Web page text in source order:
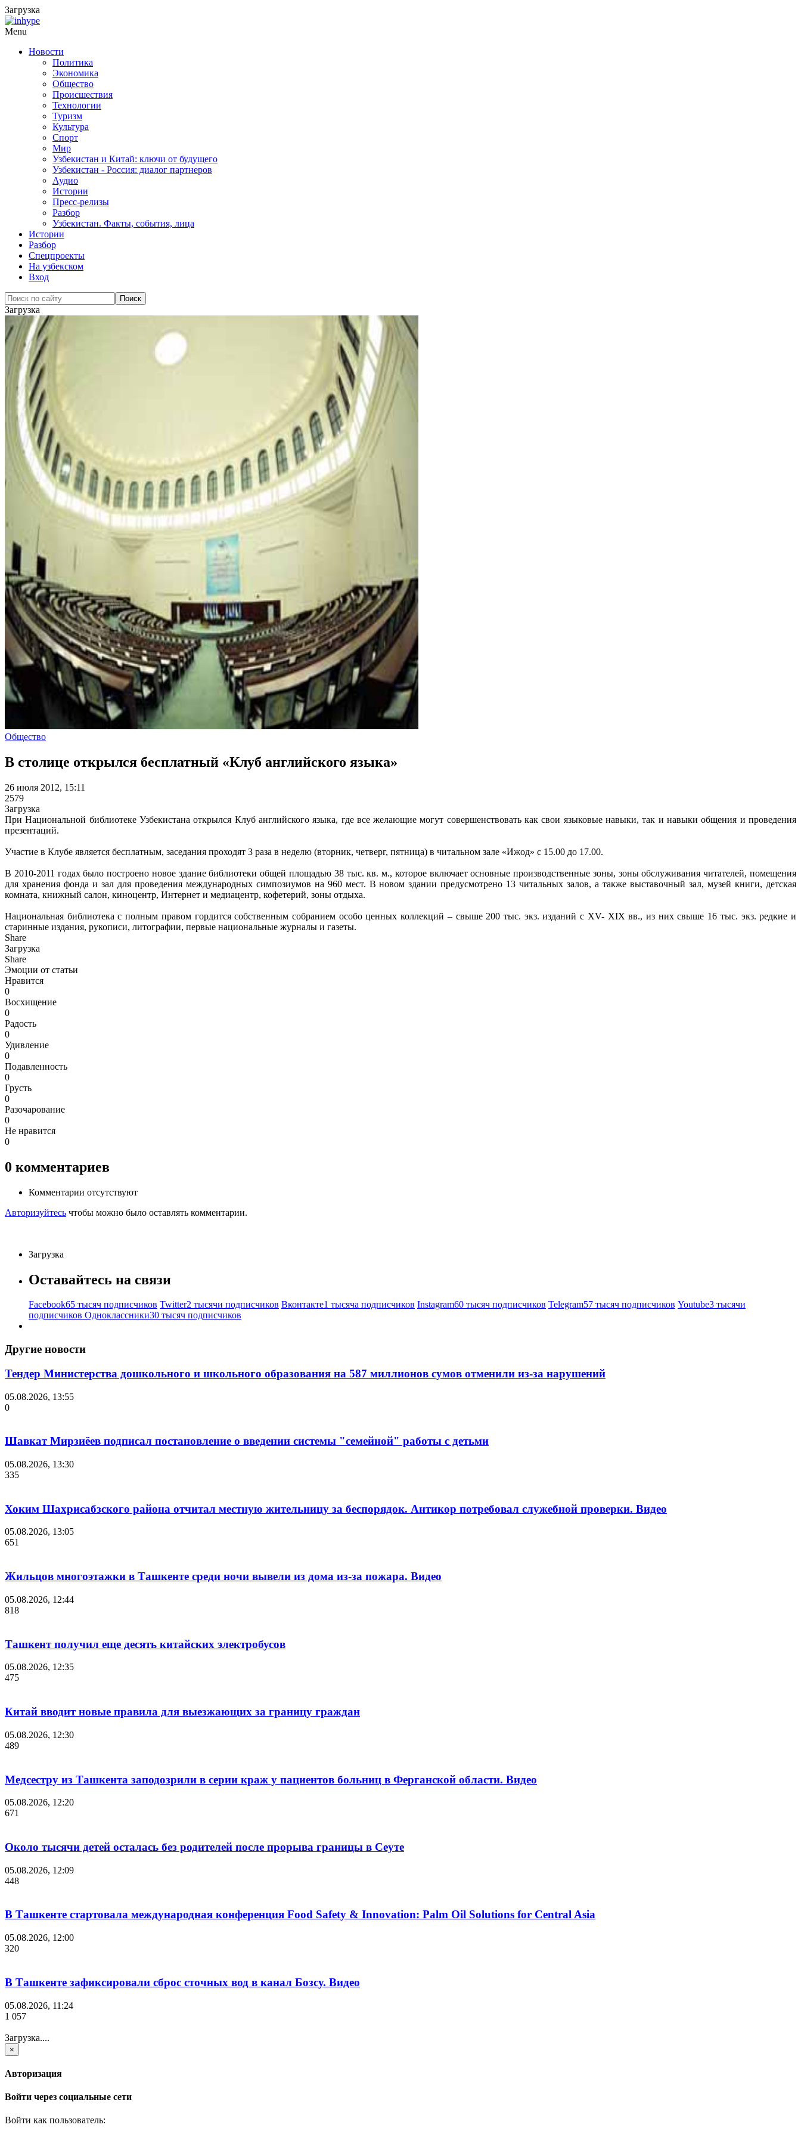
Загрузка
Menu
Новости
Политика
Экономика
Общество
Происшествия
Технологии
Туризм
Культура
Спорт
Мир
Узбекистан и Китай: ключи от будущего
Узбекистан - Россия: диалог партнеров
Аудио
Истории
Пресс-релизы
Разбор
Узбекистан. Факты, события, лица
Истории
Разбор
Спецпроекты
На узбекском
Вход
Загрузка
Общество
В столице открылся бесплатный «Клуб английского языка»
26 июля 2012, 15:11
2579
Загрузка
При Национальной библиотеке Узбекистана открылся Клуб английского языка, где все желающие могут совершенствовать как свои языковые навыки, так и навыки общения и проведения
презентаций.
Участие в Клубе является бесплатным, заседания проходят 3 раза в неделю (вторник, четверг, пятница) в читальном зале «Ижод» с 15.00 до 17.00.
В 2010-2011 годах было построено новое здание библиотеки общей площадью 38 тыс. кв. м., которое включает основные производственные зоны, зоны обслуживания читателей, помещения
для хранения фонда и зал для проведения международных симпозиумов на 960 мест. В новом здании предусмотрено 13 читальных залов, а также выставочный зал, музей книги, детская
комната, книжный салон, киноцентр, Интернет и медиацентр, кофетерий, зоны отдыха.
Национальная библиотека с полным правом гордится собственным собранием особо ценных коллекций – свыше 200 тыс. экз. изданий с XV- XIX вв., из них свыше 16 тыс. экз. редкие и
старинные издания, рукописи, литографии, первые национальные журналы и газеты.
Share
Загрузка
Share
Эмоции от статьи
Нравится
0
Восхищение
0
Радость
0
Удивление
0
Подавленность
0
Грусть
0
Разочарование
0
Не нравится
0
0 комментариев
Комментарии отсутствуют
Авторизуйтесь чтобы можно было оставлять комментарии.
Загрузка
Оставайтесь на связи
Facebook65 тысяч подписчиков Twitter2 тысячи подписчиков Вконтакте1 тысяча подписчиков Instagram60 тысяч подписчиков Telegram57 тысяч подписчиков Youtube3 тысячи
подписчиков Одноклассники30 тысяч подписчиков
Другие новости
Тендер Министерства дошкольного и школьного образования на 587 миллионов сумов отменили из-за нарушений
05.08.2026, 13:55
0
Шавкат Мирзиёев подписал постановление о введении системы "семейной" работы с детьми
05.08.2026, 13:30
335
Хоким Шахрисабзского района отчитал местную жительницу за беспорядок. Антикор потребовал служебной проверки. Видео
05.08.2026, 13:05
651
Жильцов многоэтажки в Ташкенте среди ночи вывели из дома из-за пожара. Видео
05.08.2026, 12:44
818
Ташкент получил еще десять китайских электробусов
05.08.2026, 12:35
475
Китай вводит новые правила для выезжающих за границу граждан
05.08.2026, 12:30
489
Медсестру из Ташкента заподозрили в серии краж у пациентов больниц в Ферганской области. Видео
05.08.2026, 12:20
671
Около тысячи детей осталась без родителей после прорыва границы в Сеуте
05.08.2026, 12:09
448
В Ташкенте стартовала международная конференция Food Safety & Innovation: Palm Oil Solutions for Central Asia
05.08.2026, 12:00
320
В Ташкенте зафиксировали сброс сточных вод в канал Бозсу. Видео
05.08.2026, 11:24
1 057
Загрузка....
×
Авторизация
Войти через социальные сети
Войти как пользователь: